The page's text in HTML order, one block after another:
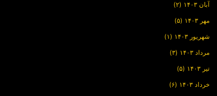
آبان ۱۴۰۳ (۲)
مهر ۱۴۰۳ (۵)
شهریور ۱۴۰۳ (۱)
مرداد ۱۴۰۳ (۳)
تیر ۱۴۰۳ (۵)
خرداد ۱۴۰۳ (۶)